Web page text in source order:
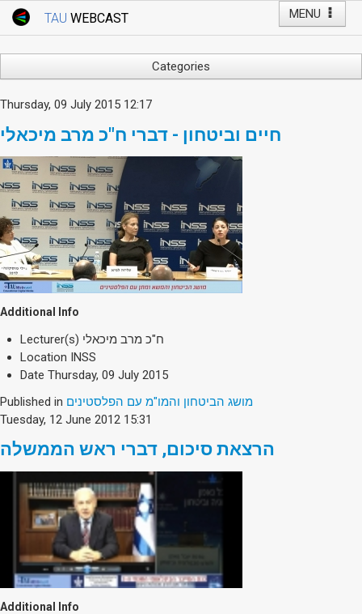
MENU
TAU WEBCAST
Webcast: Courses
Events
Live Webcast
TAU General Events
Faculty Events
YouTube Channel
Categories
Business & Management
Computers
Education
Faculty Events
Faculty of Law
History
Humanities
Lecture Series
Live Webcast
Medicine & Life Sciences
Science
Society & Politics
SEARCH
Search
Thursday, 09 July 2015 12:17
חיים וביטחון - דברי ח"כ מרב מיכאלי
Additional Info
Lecturer(s) ח"כ מרב מיכאלי
Location INSS
Date Thursday, 09 July 2015
Published in מושג הביטחון והמו"מ עם הפלסטינים
Tuesday, 12 June 2012 15:31
הרצאת סיכום, דברי ראש הממשלה
Additional Info